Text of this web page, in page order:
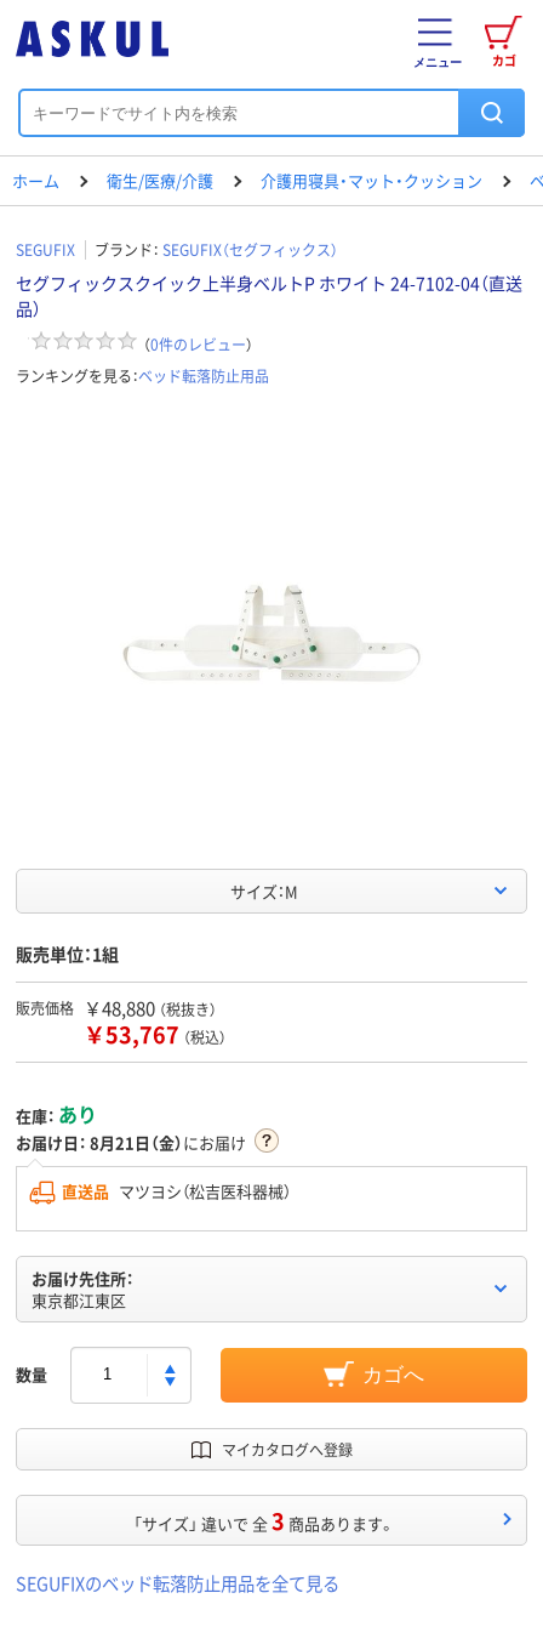
カゴ
メニュー
ホーム 衛生/医療/介護 介護用寝具・マット・クッション
SEGUFIX ブランド： SEGUFIX（セグフィックス）
セグフィックスクイック上半身ベルトP ホワイト 24-7102-04（直送
品）
（0件のレビュー）
ランキングを見る：ベッド転落防止用品
サイズ：M
販売単位：1組
販売価格 ￥48,880 （税抜き）
￥53,767 （税込）
在庫： あり
お届け日： 8月21日（金）にお届け
直送品 マツヨシ（松吉医科器械）
お届け先住所：
東京都江東区
数量 カゴへ
マイカタログへ登録
「サイズ」 違いで 全3 商品あります。
SEGUFIXのベッド転落防止用品を全て見る